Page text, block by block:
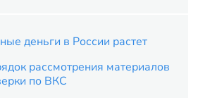
деньги в России растет
рассмотрения материалов
по ВКС